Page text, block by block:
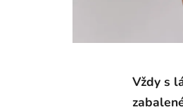
Vždy s